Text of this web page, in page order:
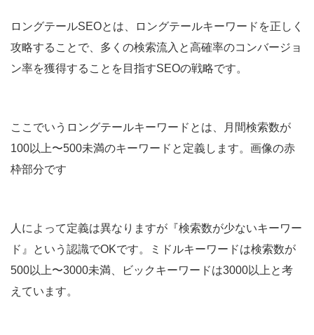
ロングテールSEOとは、ロングテールキーワードを正しく
攻略することで、多くの検索流入と高確率のコンバージョ
ン率を獲得することを目指すSEOの戦略です。
ここでいうロングテールキーワードとは、月間検索数が
100以上〜500未満のキーワードと定義します。画像の赤
枠部分です
人によって定義は異なりますが『検索数が少ないキーワー
ド』という認識でOKです。
ミドルキーワードは検索数が
500以上〜3000未満、ビックキーワードは3000以上と考
えています。